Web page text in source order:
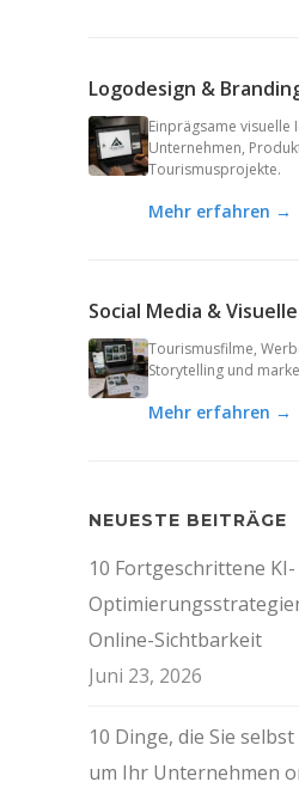
Logodesign &
Einprägsame visuelle
Unternehmen,
Tourismusprojekte.
Mehr erfahren →
Social Media &
Tourismusfilme,
Storytelling und
Mehr erfahren →
NEUESTE BEITRÄGE
10 Fortgeschrittene KI-
Online-Sichtbarkeit
Juni 23, 2026
10 Dinge, die Sie
um Ihr Unternehmen